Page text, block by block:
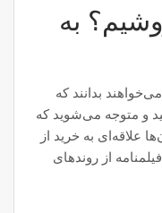
به
بدانند که
و متوجه می‌شوید که
علاقه‌ای به خرید از
از روندهای